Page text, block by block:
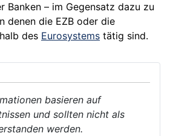
Banken – im Gegensatz dazu zu
denen die EZB oder die
des Eurosystems tätig sind.
basieren auf
und sollten nicht als
werden.